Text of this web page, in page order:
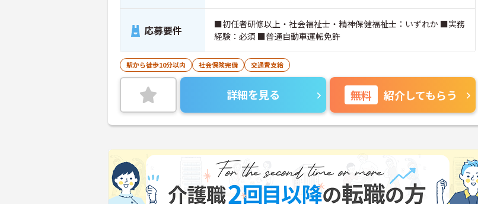
応募要件
■初任者研修以上・社会福祉士・精神保健福祉士：いずれか ■実務
経験：必須 ■普通自動車運転免許
駅から徒歩10分以内 社会保険完備 交通費支給
詳細を見る 無料 紹介してもらう